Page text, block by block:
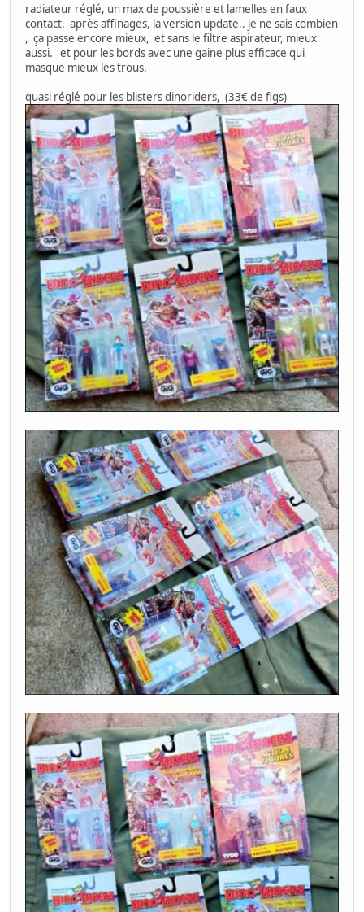
radiateur réglé, un max de poussière et lamelles en faux
contact. après affinages, la version update.. je ne sais combien
, ça passe encore mieux, et sans le filtre aspirateur, mieux
aussi. et pour les bords avec une gaine plus efficace qui
masque mieux les trous.
quasi réglé pour les blisters dinoriders, (33€ de figs)